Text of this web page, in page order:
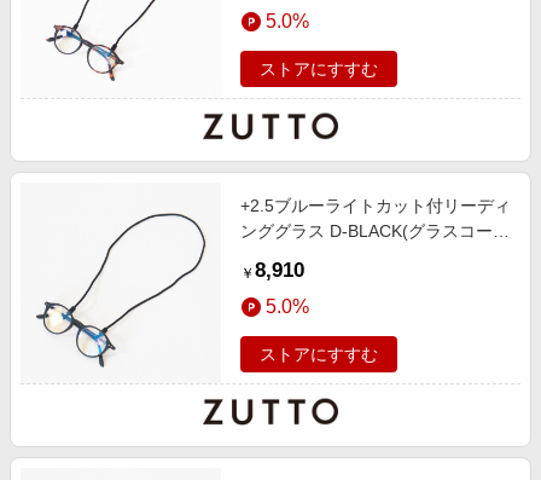
5.0%
ストアにすすむ
+2.5ブルーライトカット付リーディ
ンググラス D-BLACK(グラスコード
￥ 8,910
5.0%
ストアにすすむ